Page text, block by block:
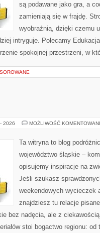
są podawane jako gra, a
zamieniają się w frajdę.
wyobraźnią, dzięki czemu
intryguje. Polecamy
spokojnej przestrzeni, w
2026 MOŻLIWOŚĆ
Ta witryna to blog
województwo śląskie –
opisujemy inspiracje na
Jeśli szukasz
weekendowych wycieczek
znajdziesz tu relacje
bez nadęcia, ale z
stoi bogactwo regionu: